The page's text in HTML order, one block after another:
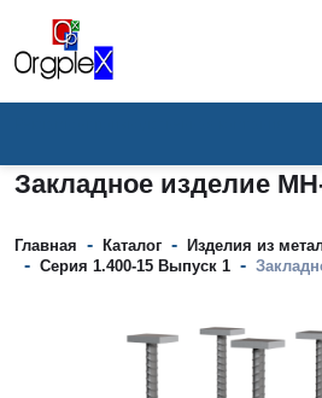
Закладное изделие
Главная - Каталог - Изделия из
- Серия 1.400-15 Выпуск 1 -